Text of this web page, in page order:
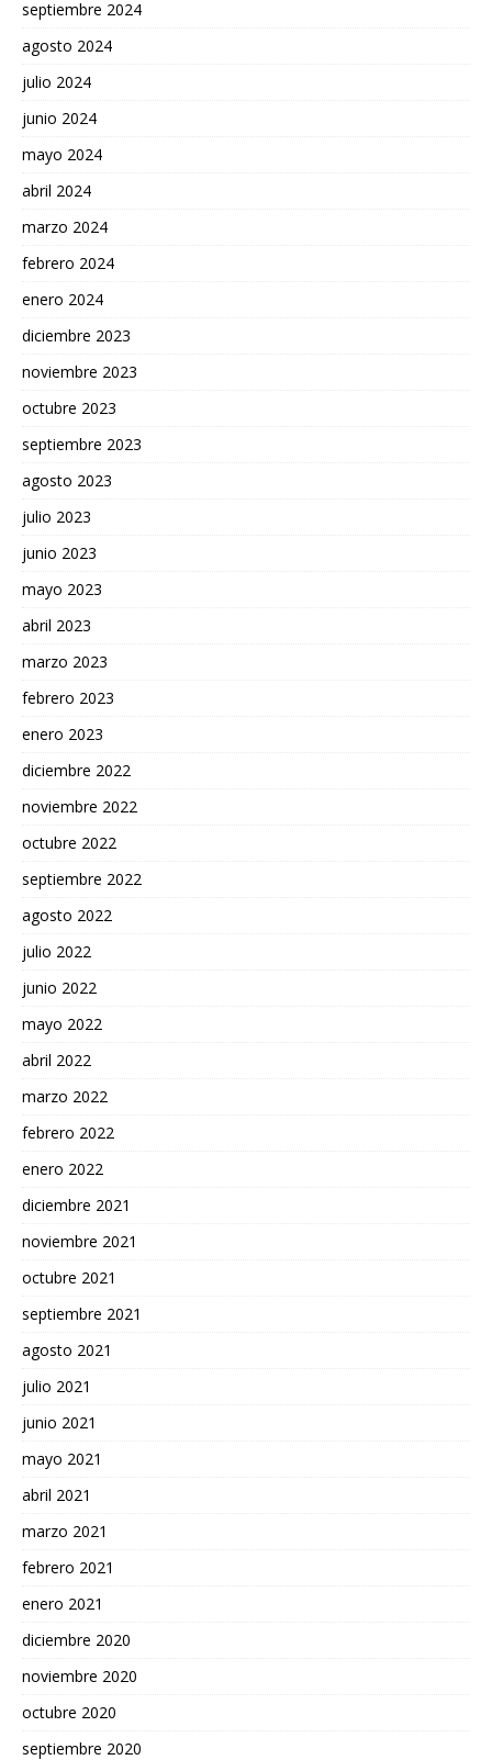
septiembre 2024
agosto 2024
julio 2024
junio 2024
mayo 2024
abril 2024
marzo 2024
febrero 2024
enero 2024
diciembre 2023
noviembre 2023
octubre 2023
septiembre 2023
agosto 2023
julio 2023
junio 2023
mayo 2023
abril 2023
marzo 2023
febrero 2023
enero 2023
diciembre 2022
noviembre 2022
octubre 2022
septiembre 2022
agosto 2022
julio 2022
junio 2022
mayo 2022
abril 2022
marzo 2022
febrero 2022
enero 2022
diciembre 2021
noviembre 2021
octubre 2021
septiembre 2021
agosto 2021
julio 2021
junio 2021
mayo 2021
abril 2021
marzo 2021
febrero 2021
enero 2021
diciembre 2020
noviembre 2020
octubre 2020
septiembre 2020